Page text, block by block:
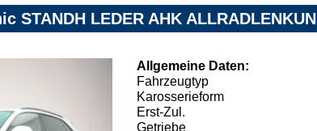
STANDH LEDER AHK ALLRADLENKUN
Allgemeine Daten:
Fahrzeugtyp
Karosserieform
Erst-Zul.
Getriebe